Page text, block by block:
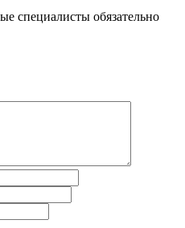
специалисты обязательно